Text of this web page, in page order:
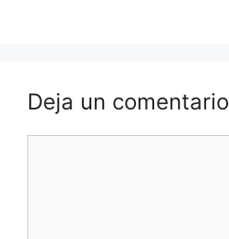
Deja un comentario